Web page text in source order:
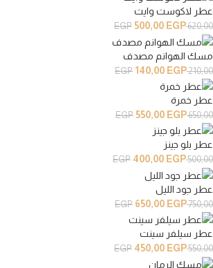
عطر لاكوست وايت
620,00
EGP 500,00 EGP
مسك الهوانم مصدف
210,00
EGP 140,00 EGP
عطر خمرة
650,00
EGP 550,00 EGP
عطر بلو جينز
500,00
EGP 400,00 EGP
عطر جود الليل
750,00
EGP 650,00 EGP
عطر سيلفر سينت
550,00
EGP 450,00 EGP